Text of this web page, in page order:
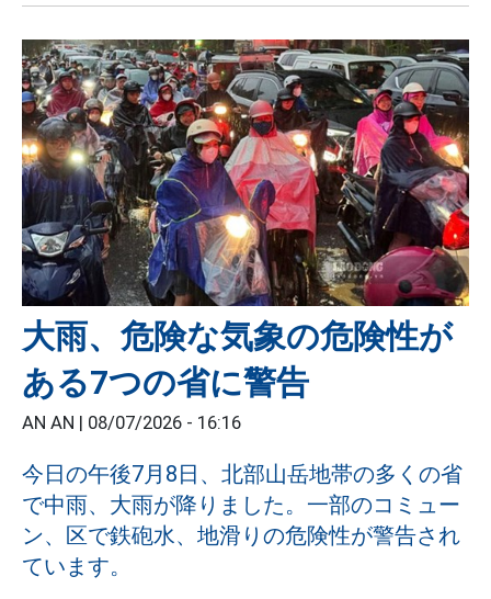
大雨、危険な気象の危険性が
ある7つの省に警告
AN AN | 08/07/2026 - 16:16
今日の午後7月8日、北部山岳地帯の多くの省
で中雨、大雨が降りました。一部のコミュー
ン、区で鉄砲水、地滑りの危険性が警告され
ています。